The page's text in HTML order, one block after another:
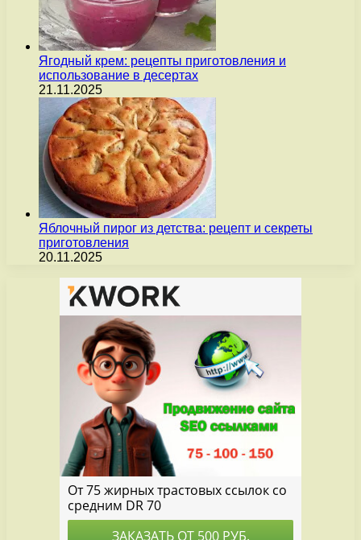
Ягодный крем: рецепты приготовления и
использование в десертах
21.11.2025
Яблочный пирог из детства: рецепт и секреты
приготовления
20.11.2025